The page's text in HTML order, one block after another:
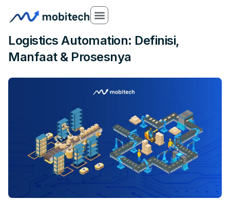
29 Jul 2025
Logistics Automation: Definisi,
Manfaat & Prosesnya